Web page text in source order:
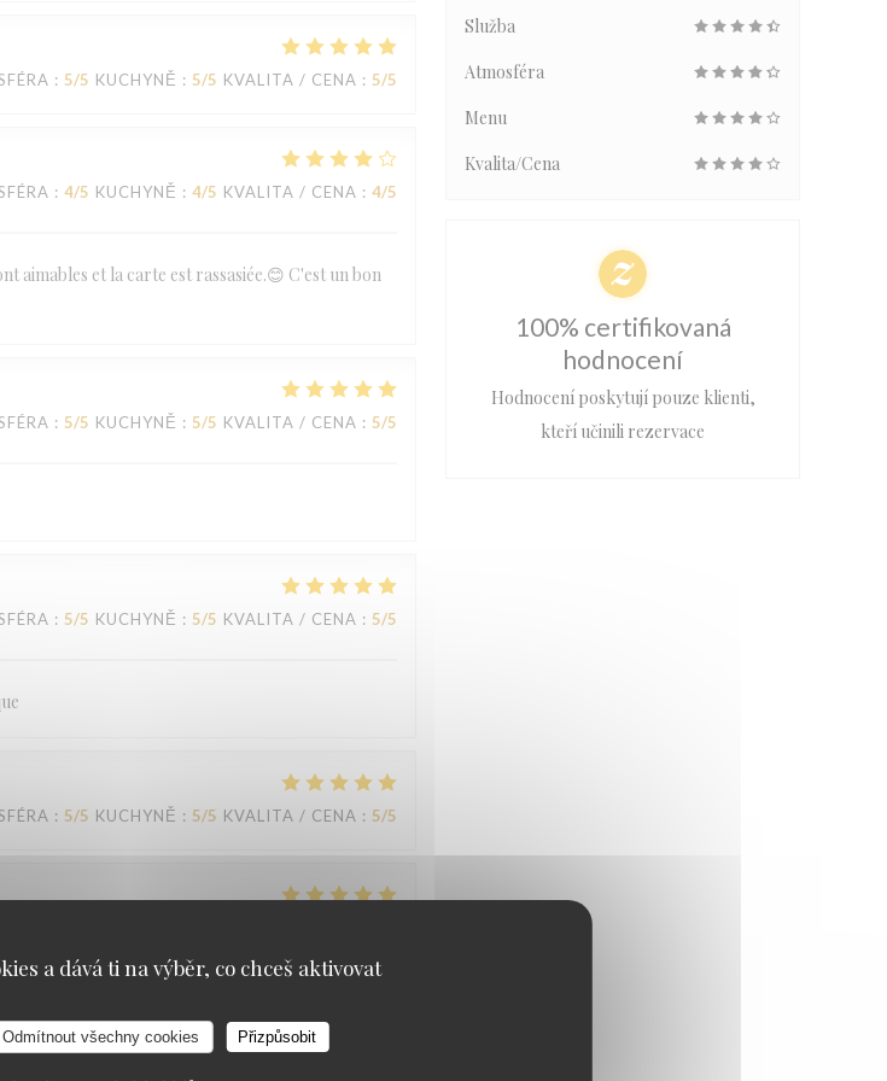
a dává ti na výběr, co chceš aktivovat
Odmítnout všechny cookies Přizpůsobit
: 5/5 KUCHYNĚ : 5/5 KVALITA / CENA : 5/5
: 4/5 KUCHYNĚ : 4/5 KVALITA / CENA : 4/5
aimables et la carte est rassasiée.😊 C'est un bon
: 5/5 KUCHYNĚ : 5/5 KVALITA / CENA : 5/5
: 5/5 KUCHYNĚ : 5/5 KVALITA / CENA : 5/5
: 5/5 KUCHYNĚ : 5/5 KVALITA / CENA : 5/5
Služba
Atmosféra
Menu
Kvalita/Cena
100% certifikovaná
hodnocení
Hodnocení poskytují pouze klienti,
kteří učinili rezervace